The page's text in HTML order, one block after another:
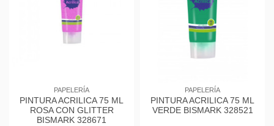
PAPELERÍA
PINTURA ACRILICA 75 ML
ROSA CON GLITTER
BISMARK 328671
PAPELERÍA
PINTURA ACRILICA 75 ML
VERDE BISMARK 328521